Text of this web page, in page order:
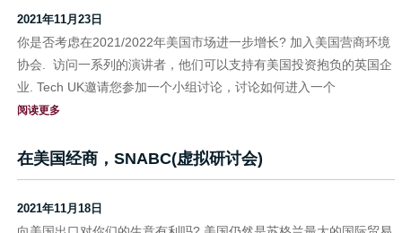
2021年11月23日
你是否考虑在2021/2022年美国市场进一步增长? 加入美国营商环境
协会. 访问一系列的演讲者，他们可以支持有美国投资抱负的英国企
业. Tech UK邀请您参加一个小组讨论，讨论如何进入一个
阅读更多
在美国经商，SNABC(虚拟研讨会)
2021年11月18日